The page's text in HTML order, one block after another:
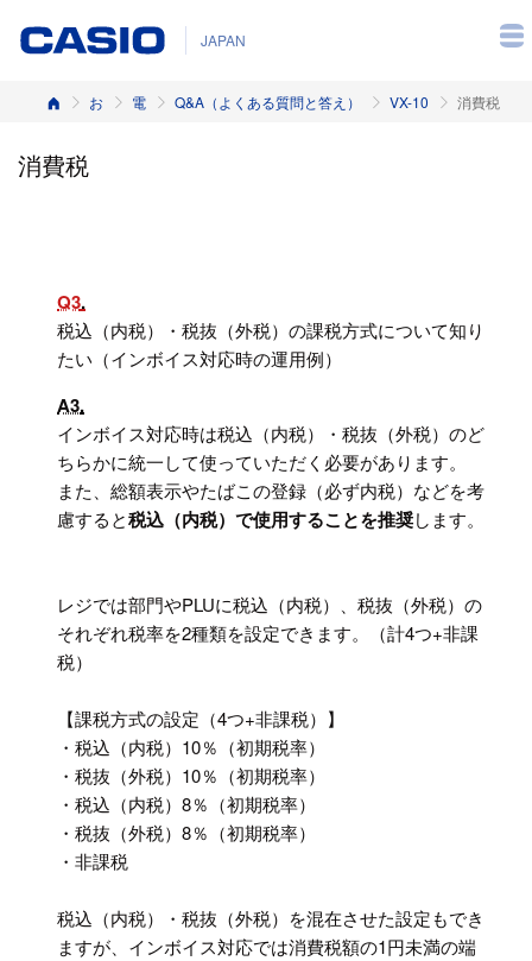
JAPAN
ホーム お客様サポート 電子レジスター Q&A（よくある質問と答え） VX-10 消費税
消費税
Q3
税込（内税）・税抜（外税）の課税方式について知り
たい（インボイス対応時の運用例）
A3
インボイス対応時は税込（内税）・税抜（外税）のど
ちらかに統一して使っていただく必要があります。
また、総額表示やたばこの登録（必ず内税）などを考
慮すると税込（内税）で使用することを推奨します。
レジでは部門やPLUに税込（内税）、税抜（外税）の
それぞれ税率を2種類を設定できます。（計4つ+非課
税）
【課税方式の設定（4つ+非課税）】
・税込（内税）10％（初期税率）
・税抜（外税）10％（初期税率）
・税込（内税）8％（初期税率）
・税抜（外税）8％（初期税率）
・非課税
税込（内税）・税抜（外税）を混在させた設定もでき
ますが、インボイス対応では消費税額の1円未満の端